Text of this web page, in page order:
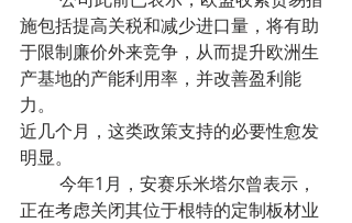
施包括提高关税和减少进口量，将有助
于限制廉价外来竞争，从而提升欧洲生
产基地的产能利用率，并改善盈利能
力。
近几个月，这类政策支持的必要性愈发
明显。
正在考虑关闭其位于根特的定制板材业